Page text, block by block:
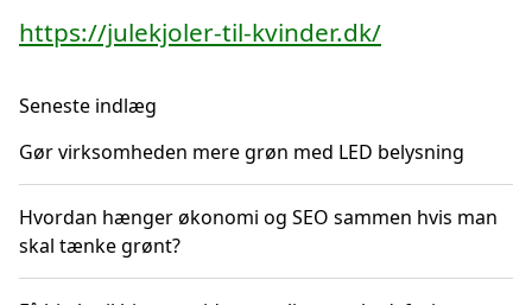
https://julekjoler-til-kvinder.dk/
Seneste indlæg
Gør virksomheden mere grøn med LED belysning
Hvordan hænger økonomi og SEO sammen hvis man
skal tænke grønt?